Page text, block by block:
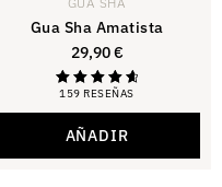
Gua Sha Amatista
29,90€
159 RESEÑAS
Calificación
AÑADIR